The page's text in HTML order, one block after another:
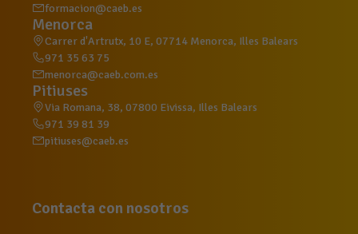
formacion@caeb.es
Menorca
Carrer d'Artrutx, 10 E, 07714 Menorca, Illes Balears
971 35 63 75
menorca@caeb.com.es
Pitiuses
Via Romana, 38, 07800 Eivissa, Illes Balears
971 39 81 39
pitiuses@caeb.es
Contacta con nosotros